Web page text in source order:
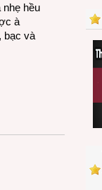
hều
à
bạc và